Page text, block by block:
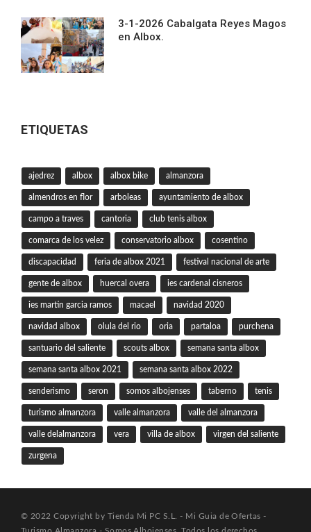
3-1-2026 Cabalgata Reyes Magos
en Albox.
ETIQUETAS
ajedrez albox albox bike almanzora
almendros en flor arboleas ayuntamiento de albox
campo a traves cantoria club tenis albox
comarca de los velez conservatorio albox cosentino
discapacidad feria de albox 2021 festival nacional de arte
gente de albox huercal overa ies cardenal cisneros
ies martin garcia ramos macael navidad 2020
navidad albox olula del rio oria partaloa purchena
santuario del saliente scouts albox semana santa albox
semana santa albox 2021 semana santa albox 2022
senderismo seron somos albojenses taberno tenis
turismo almanzora valle almanzora valle del almanzora
valle delalmanzora vera villa de albox virgen del saliente
zurgena
© 2022 Copyright by Tienda Mi PC S.L. - Mi Guia de Ofertas -